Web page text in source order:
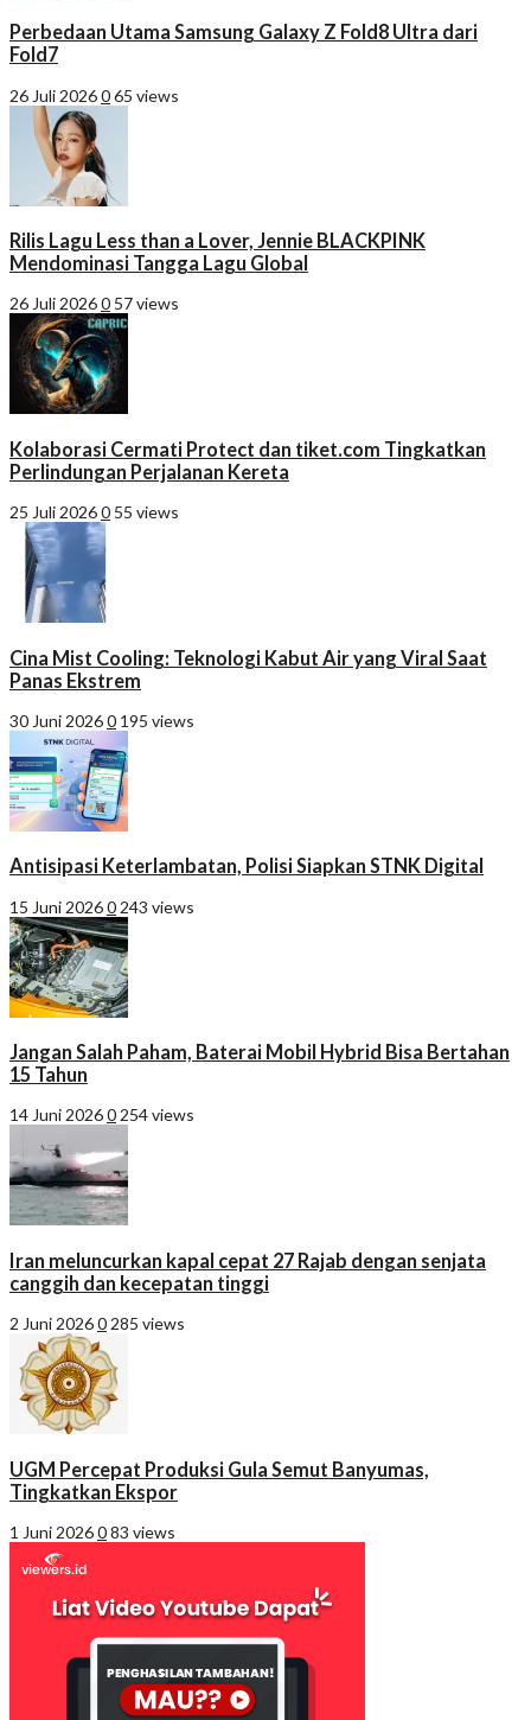
Perbedaan Utama Samsung Galaxy Z Fold8 Ultra dari
Fold7
26 Juli 2026065 views
Rilis Lagu Less than a Lover, Jennie BLACKPINK
Mendominasi Tangga Lagu Global
26 Juli 20260 57 views
Kolaborasi Cermati Protect dan tiket.com Tingkatkan
Perlindungan Perjalanan Kereta
25 Juli 20260 55 views
Cina Mist Cooling: Teknologi Kabut Air yang Viral Saat
Panas Ekstrem
30 Juni 20260 195 views
Antisipasi Keterlambatan, Polisi Siapkan STNK Digital
15 Juni 20260 243 views
Jangan Salah Paham, Baterai Mobil Hybrid Bisa Bertahan
15 Tahun
14 Juni 20260254 views
Iran meluncurkan kapal cepat 27 Rajab dengan senjata
canggih dan kecepatan tinggi
2 Juni 20260 285 views
UGM Percepat Produksi Gula Semut Banyumas,
Tingkatkan Ekspor
1 Juni 2026083 views